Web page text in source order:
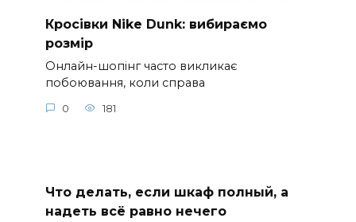
Кросівки Nike Dunk: вибираємо
розмір
Онлайн-шопінг часто викликає
побоювання, коли справа
0 181
Что делать, если шкаф полный, а
надеть всё равно нечего